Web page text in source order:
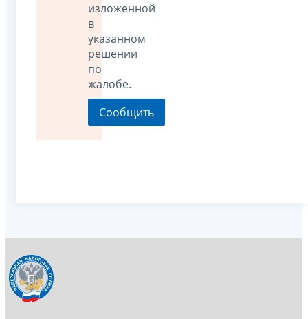
изложенной
в
указанном
решении
по
жалобе.